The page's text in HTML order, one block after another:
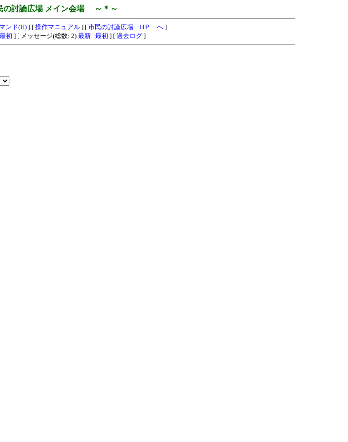
討論広場 メイン会場 ～＊～
ンド(H)] [ 操作マニュアル] [ 市民の討論広場 HＰ へ]
最初 ] [ メッセージ(総数: 2) 最新| 最初 ] [ 過去ログ]